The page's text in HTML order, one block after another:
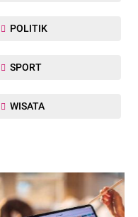
POLITIK
SPORT
WISATA